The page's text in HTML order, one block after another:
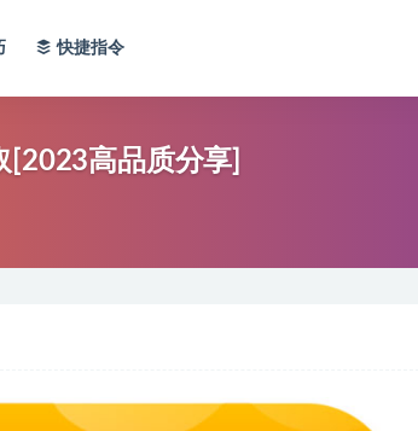
快捷指令
[2023高品质分享]